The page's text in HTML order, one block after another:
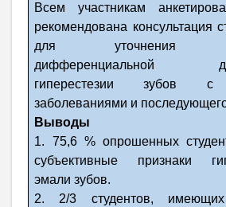
Всем участникам
рекомендована консультация
для уточнения
дифференциальной
гиперестезии зубов с
заболеваниями и
Выводы
1. 75,6 % опрошенных
субъективные признаки
эмали зубов.
2. 2/3 студентов,